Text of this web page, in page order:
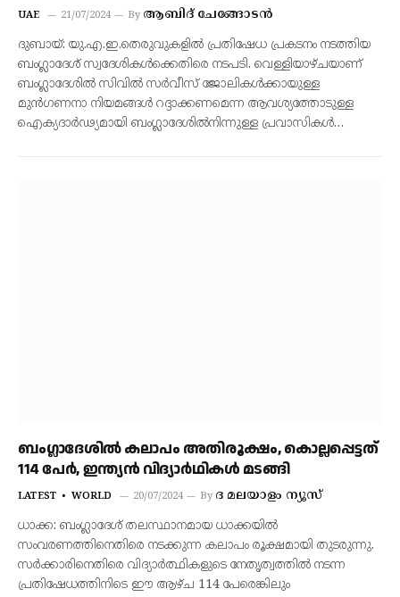
UAE 21/07/2024 By ആബിദ് ചേങ്ങോടൻ
ദുബായ്: യു.എ.ഇ.തെരുവുകളിൽ പ്രതിഷേധ പ്രകടനം നടത്തിയ
ബംഗ്ലാദേശ് സ്വദേശികൾക്കെതിരെ നടപടി. വെള്ളിയാഴ്ചയാണ്
ബംഗ്ലാദേശിൽ സിവിൽ സർവീസ് ജോലികൾക്കായുള്ള
മുൻഗണനാ നിയമങ്ങൾ റദ്ദാക്കണമെന്ന ആവശ്യത്തോടുള്ള
ഐക്യദാർഢ്യമായി ബംഗ്ലാദേശിൽനിന്നുള്ള പ്രവാസികൾ…
ബംഗ്ലാദേശിൽ കലാപം അതിരൂക്ഷം, കൊല്ലപ്പെട്ടത്
114 പേർ, ഇന്ത്യൻ വിദ്യാർഥികൾ മടങ്ങി
LATEST WORLD 20/07/2024 By ദ മലയാളം ന്യൂസ്
ധാക്ക: ബംഗ്ലാദേശ് തലസ്ഥാനമായ ധാക്കയിൽ
സംവരണത്തിനെതിരെ നടക്കുന്ന കലാപം രൂക്ഷമായി തുടരുന്നു.
സർക്കാരിനെതിരെ വിദ്യാർത്ഥികളുടെ നേതൃത്വത്തിൽ നടന്ന
പ്രതിഷേധത്തിനിടെ ഈ ആഴ്ച 114 പേരെങ്കിലും